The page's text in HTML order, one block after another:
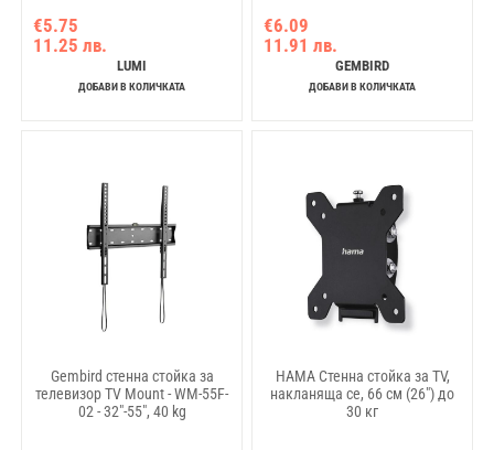
€5.75
11.25 лв.
LUMI
ДОБАВИ В КОЛИЧКАТА
€6.09
11.91 лв.
GEMBIRD
ДОБАВИ В КОЛИЧКАТА
Gembird стенна стойка за
телевизор TV Mount - WM-55F-
02 - 32"-55", 40 kg
HAMA Стенна стойка за TV,
накланяща се, 66 см (26") до
30 кг